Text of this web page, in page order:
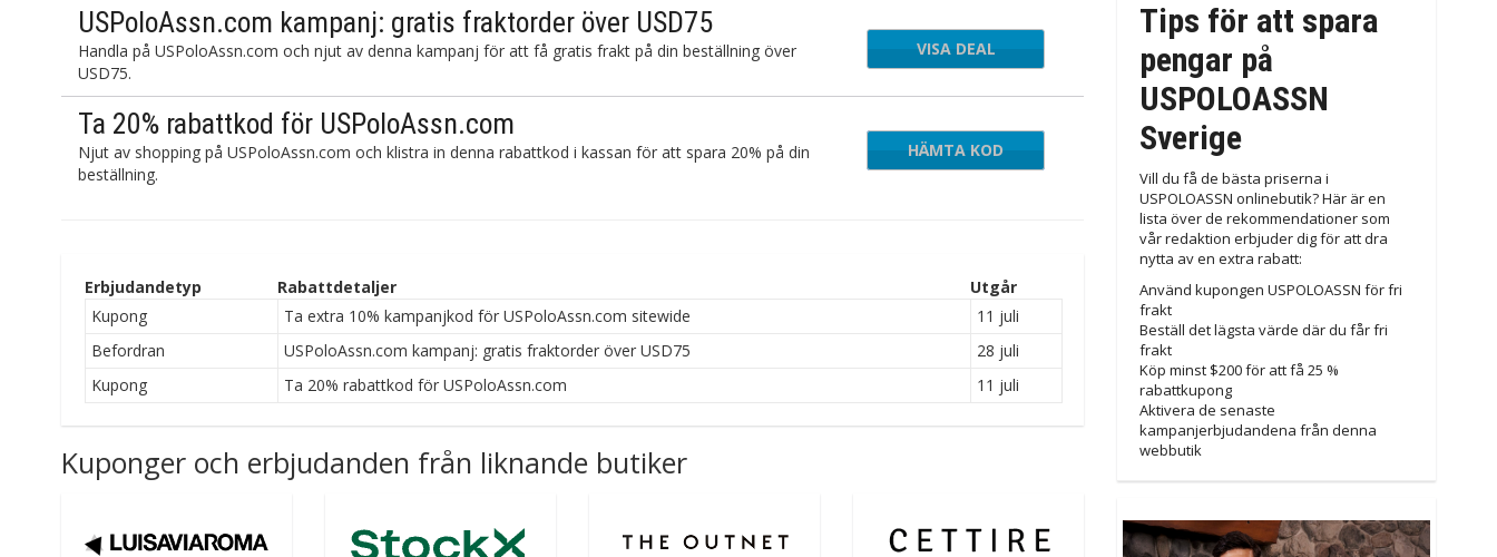
USPoloAssn.com kampanj: gratis fraktorder över USD75
Handla på USPoloAssn.com och njut av denna kampanj för att få gratis frakt på din beställning över
USD75.
VISA DEAL
Ta 20% rabattkod för USPoloAssn.com
Njut av shopping på USPoloAssn.com och klistra in denna rabattkod i kassan för att spara 20% på din
beställning.
PRING20
HÄMTA KOD
Erbjudandetyp Rabattdetaljer
Utgår
Kupong
Ta extra 10% kampanjkod för USPoloAssn.com sitewide
11 juli
Befordran
USPoloAssn.com kampanj: gratis fraktorder över USD75
28 juli
Kupong
Ta 20% rabattkod för USPoloAssn.com 11 juli
Kuponger och erbjudanden från liknande butiker
Tips för att spara
pengar på
USPOLOASSN
Sverige
Vill du få de bästa priserna i
USPOLOASSN onlinebutik? Här är en
lista över de rekommendationer som
vår redaktion erbjuder dig för att dra
nytta av en extra rabatt:
Använd kupongen USPOLOASSN för fri
frakt
Beställ det lägsta värde där du får fri
frakt
Köp minst $200 för att få 25 %
rabattkupong
Aktivera de senaste
kampanjerbjudandena från denna
webbutik